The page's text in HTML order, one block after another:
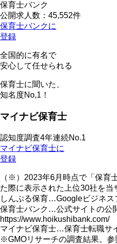
保育士バンク
公開求人数：45,552件
保育士バンクに
登録
全国的に有名で
安心して任せられる
保育士に聞いた、
知名度No,1！
マイナビ保育士
認知度調査4年連続No.1
マイナビ保育士に
登録
（※）2023年6月時点で「保
た際に表示された上位30社を当
しんぷる保育…Googleビジネス
保育士バンク…公式サイトの公
https://www.hoikushibank.com/
マイナビ保育士…保育士転職サ
※GMOリサーチの調査結果。参